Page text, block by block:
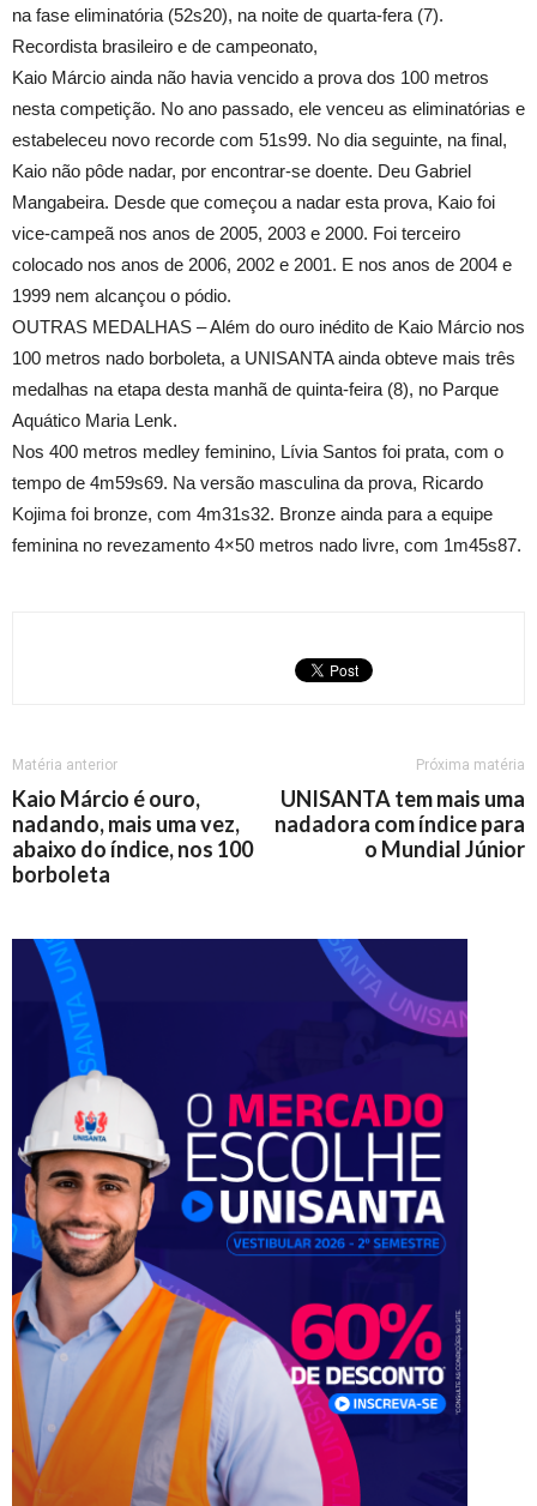
na fase eliminatória (52s20), na noite de quarta-fera (7).
Recordista brasileiro e de campeonato,
Kaio Márcio ainda não havia vencido a prova dos 100 metros
nesta competição. No ano passado, ele venceu as eliminatórias e
estabeleceu novo recorde com 51s99. No dia seguinte, na final,
Kaio não pôde nadar, por encontrar-se doente. Deu Gabriel
Mangabeira. Desde que começou a nadar esta prova, Kaio foi
vice-campeã nos anos de 2005, 2003 e 2000. Foi terceiro
colocado nos anos de 2006, 2002 e 2001. E nos anos de 2004 e
1999 nem alcançou o pódio.
OUTRAS MEDALHAS – Além do ouro inédito de Kaio Márcio nos
100 metros nado borboleta, a UNISANTA ainda obteve mais três
medalhas na etapa desta manhã de quinta-feira (8), no Parque
Aquático Maria Lenk.
Nos 400 metros medley feminino, Lívia Santos foi prata, com o
tempo de 4m59s69. Na versão masculina da prova, Ricardo
Kojima foi bronze, com 4m31s32. Bronze ainda para a equipe
feminina no revezamento 4×50 metros nado livre, com 1m45s87.
Matéria anterior
Kaio Márcio é ouro,
nadando, mais uma vez,
abaixo do índice, nos 100
borboleta
Próxima matéria
UNISANTA tem mais uma
nadadora com índice para
o Mundial Júnior